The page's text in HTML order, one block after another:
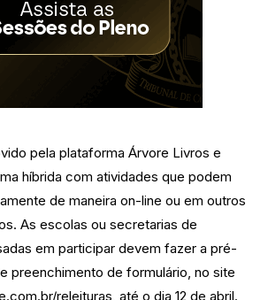
pela plataforma Árvore Livros e
híbrida com atividades que podem
de maneira on-line ou em outros
As escolas ou secretarias de
em participar devem fazer a pré-
preenchimento de formulário, no site
releituras, até o dia 12 de abril.